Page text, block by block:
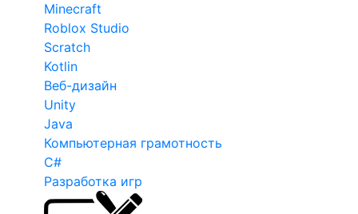
Minecraft
Roblox Studio
Scratch
Kotlin
Веб-дизайн
Unity
Java
Компьютерная грамотность
C#
Разработка игр